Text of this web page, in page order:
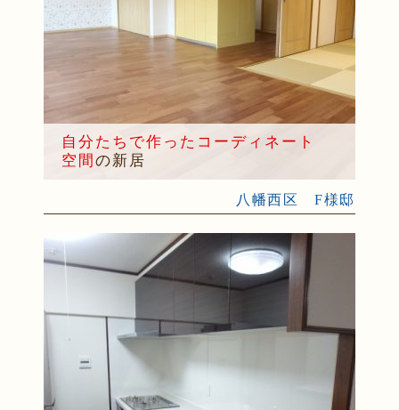
自分たちで作ったコーディネート
空間 の新居
八幡西区 F様邸